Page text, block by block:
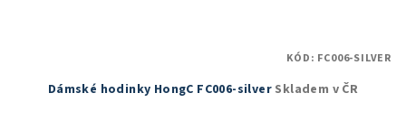
Dámské hodinky HongC FC006-silver Skladem v ČR
KÓD: FC006-SILVER